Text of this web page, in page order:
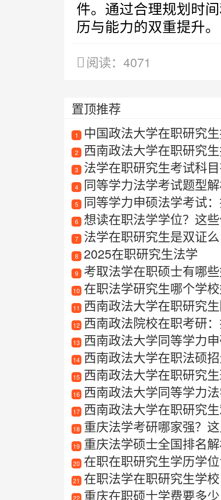
件。通过合理规划时
历与能力的双重提升。
阅读：4071
置顶推荐
1 中国政法大学在职研究
2 西南政法大学在职研究
3 法学在职研究生考试科
4 同等学力法学考试题型
5 同等学力申硕法学考试
6 想读在职法学学位？这
7 法学在职研究生是双证么
8 2025在职研究生法学
9 考取法学在职硕士有哪
10 在职法学研究生哪个学
11 西南政法大学在职研究
12 西南政法院校在职考研
13 西南政法大学同等学力
14 西南政法大学在职法硕招生简章
15 西南政法大学在职研究生
16 西南政法大学同等学力
17 西南政法大学在职研究
18 重庆法学考研哪家强？
19 重庆法学硕士全国排名
20 在职在职研究生学历学
21 在职法学在职研究生学校
22 重庆在职硕士学费要多少